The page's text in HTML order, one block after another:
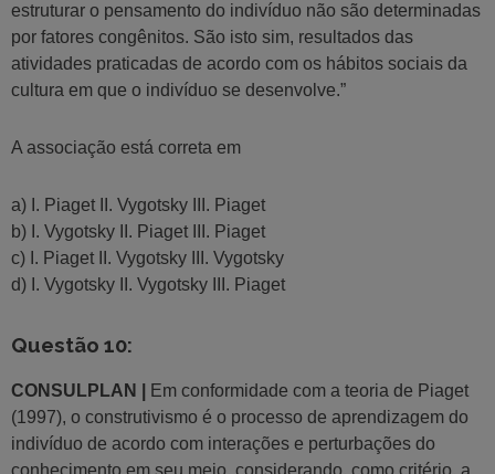
estruturar o pensamento do indivíduo não são determinadas
por fatores congênitos. São isto sim, resultados das
atividades praticadas de acordo com os hábitos sociais da
cultura em que o indivíduo se desenvolve.”
A associação está correta em
a) I. Piaget II. Vygotsky III. Piaget
b) I. Vygotsky II. Piaget III. Piaget
c) I. Piaget II. Vygotsky III. Vygotsky
d) I. Vygotsky II. Vygotsky III. Piaget
Questão 10:
CONSULPLAN |
Em conformidade com a teoria de Piaget
(1997), o construtivismo é o processo de aprendizagem do
indivíduo de acordo com interações e perturbações do